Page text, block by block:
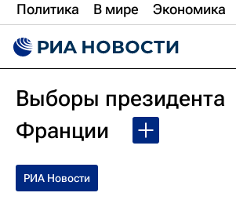
Политика В мире Экономика
Выборы президента
Франции
РИА Новости